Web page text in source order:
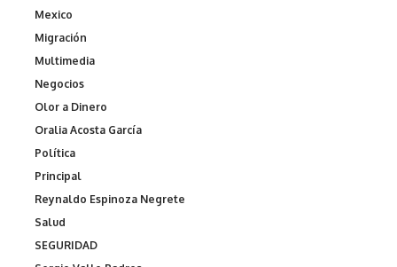
Mexico
Migración
Multimedia
Negocios
Olor a Dinero
Oralia Acosta García
Política
Principal
Reynaldo Espinoza Negrete
Salud
SEGURIDAD